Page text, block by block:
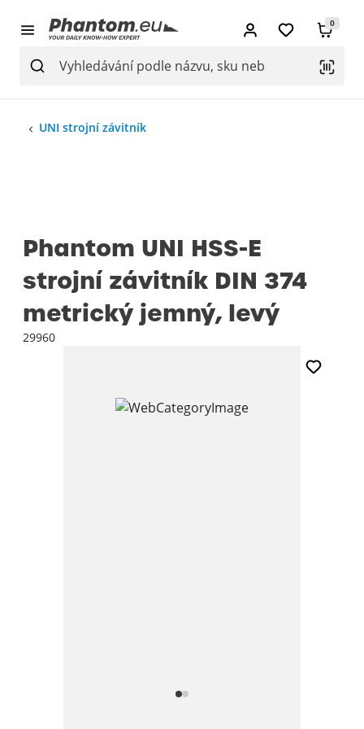
0
UNI strojní závitník
Phantom UNI HSS-E
strojní závitník DIN 374
metrický jemný, levý
29960